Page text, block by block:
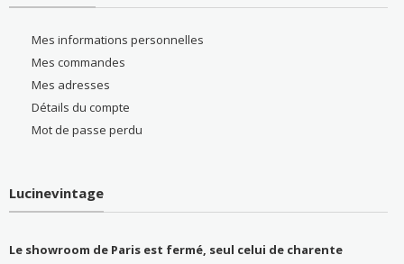
Mes informations personnelles
Mes commandes
Mes adresses
Détails du compte
Mot de passe perdu
Lucinevintage
Le showroom de Paris est fermé, seul celui de charente